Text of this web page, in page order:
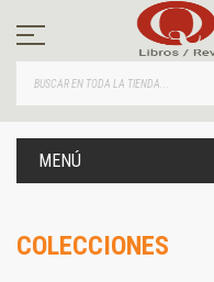
contenido
MENÚ
COLECCIONES